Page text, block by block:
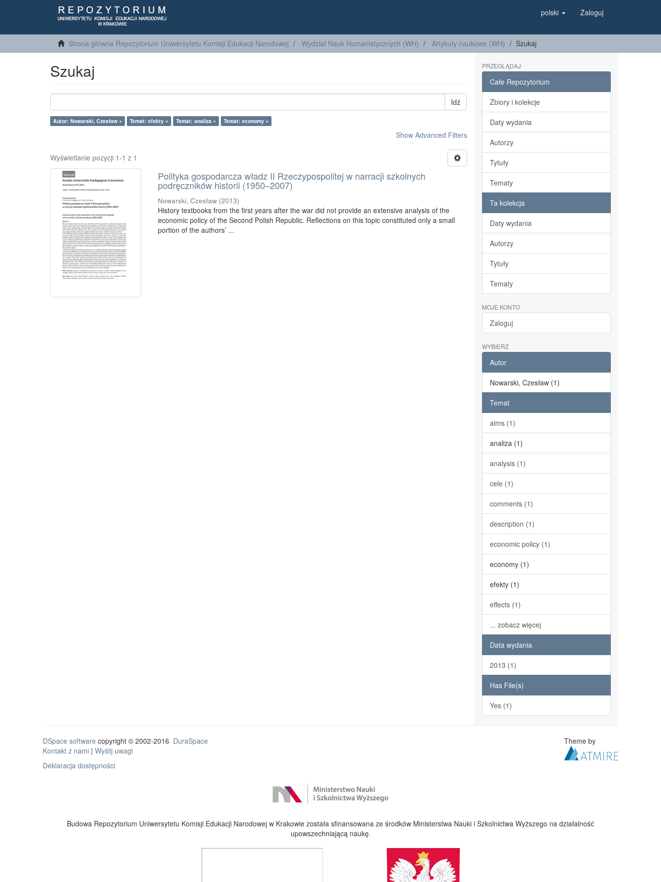
polski Zaloguj
Strona główna Repozytorium Uniwersytetu Komisji Edukacji Narodowej Wydział Nauk Humanistycznych (WH) Artykuły naukowe (WH) Szukaj
Szukaj
Idź
Autor: Nowarski, Czesław × Temat: efekty × Temat: analiza × Temat: economy ×
Show Advanced Filters
Wyświetlanie pozycji 1-1 z 1
Polityka gospodarcza władz II Rzeczypospolitej w narracji szkolnych
podręczników historii (1950–2007)
Nowarski, Czesław (2013)
History textbooks from the first years after the war did not provide an extensive analysis of the
economic policy of the Second Polish Republic. Reflections on this topic constituted only a small
portion of the authors’ ...
PRZEGLĄDAJ
Całe Repozytorium
Zbiory i kolekcje
Daty wydania
Autorzy
Tytuły
Tematy
Ta kolekcja
Daty wydania
Autorzy
Tytuły
Tematy
MOJE KONTO
Zaloguj
WYBIERZ
Autor
Nowarski, Czesław (1)
Temat
aims (1)
analiza (1)
analysis (1)
cele (1)
comments (1)
description (1)
economic policy (1)
economy (1)
efekty (1)
effects (1)
... zobacz więcej
Data wydania
2013 (1)
Has File(s)
Yes (1)
DSpace software copyright © 2002-2016 DuraSpace
Kontakt z nami | Wyślij uwagi
Deklaracja dostępności
Theme by
Budowa Repozytorium Uniwersytetu Komisji Edukacji Narodowej w Krakowie została sfinansowana ze środków Ministerstwa Nauki i Szkolnictwa Wyższego na działalność
upowszechniającą naukę.